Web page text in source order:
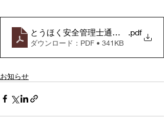
とうほく安全管理士通信（令和４．
.pdf
ダウンロード：PDF • 341KB
お知らせ